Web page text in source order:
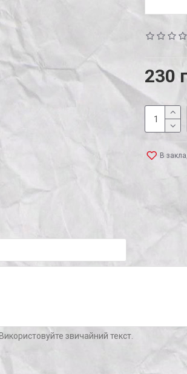
230
В
звичайний текст.